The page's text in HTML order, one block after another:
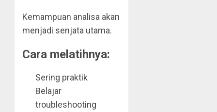
Kemampuan analisa akan
menjadi senjata utama.
Cara melatihnya:
Sering praktik
Belajar
troubleshooting